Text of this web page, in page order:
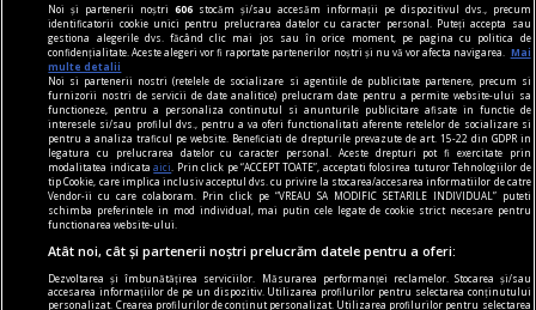
media convertor
Motive pentru care un media convertor prin
fibră optică este folosit pentru transmiterea
semnalelor pe distanțe lungi
Dezvoltarea accelerată a infrastructurilor IT și
creșterea constantă a volumului de date
transferate între sedii, clădiri sau puncte de
lucru aflate la distanțe considerabile au
determinat companiile să caute soluții tehnice
capabile să ...
Noi și partenerii noștri606 stocăm și/sau accesăm informații pe dispozitivul dvs., precum
identificatorii cookie unici pentru prelucrarea datelor cu caracter personal. Puteți accepta sau
gestiona alegerile dvs. făcând clic mai jos sau în orice moment, pe pagina cu politica de
confidențialitate. Aceste alegeri vor fi raportate partenerilor noștri și nu vă vor afecta navigarea.
Mai
multe detalii
Noi si partenerii nostri (retelele de socializare si agentiile de publicitate partenere, precum si
furnizorii nostri de servicii de date analitice) prelucram date pentru a permite website-ului sa
functioneze, pentru a personaliza continutul si anunturile publicitare afisate in functie de
interesele si/sau profilul dvs., pentru a va oferi functionalitati aferente retelelor de socializare si
pentru a analiza traficul pe website. Beneficiati de drepturile prevazute de art. 15-22 din GDPR in
legatura cu prelucrarea datelor cu caracter personal. Aceste drepturi pot fi exercitate prin
modalitatea indicataaici
. Prin click pe “ACCEPT TOATE”, acceptati folosirea tuturor Tehnologiilor de
tip Cookie, care implica inclusiv acceptul dvs. cu privire la stocarea/accesarea informatiilor de catre
Vendor-ii cu care colaboram. Prin click pe “VREAU SA MODIFIC SETARILE INDIVIDUAL” puteti
schimba preferintele in mod individual, mai putin cele legate de cookie strict necesare pentru
functionarea website-ului.
Atât noi, cât și partenerii noștri prelucrăm datele pentru a oferi:
Dezvoltarea și îmbunătățirea serviciilor. Măsurarea performanței reclamelor. Stocarea și/sau
accesarea informațiilor de pe un dispozitiv. Utilizarea profilurilor pentru selectarea conținutului
personalizat. Crearea profilurilor de conținut personalizat. Utilizarea profilurilor pentru selectarea